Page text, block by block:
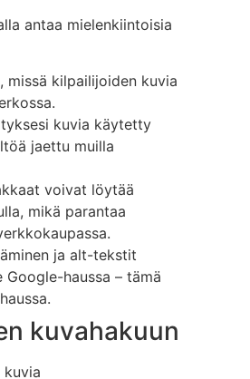
antaa mielenkiintoisia
missä kilpailijoiden kuvia
kuvia käytetty
jaettu muilla
voivat löytää
mikä parantaa
ja alt-tekstit
haussa – tämä
kuvahakuun
kuvia